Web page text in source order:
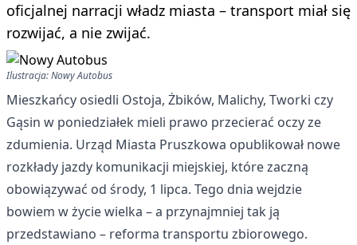
oficjalnej narracji władz miasta – transport miał się
rozwijać, a nie zwijać.
Ilustracja: Nowy Autobus
Mieszkańcy osiedli Ostoja, Żbików, Malichy, Tworki czy
Gąsin w poniedziałek mieli prawo przecierać oczy ze
zdumienia. Urząd Miasta Pruszkowa opublikował nowe
rozkłady jazdy komunikacji miejskiej, które zaczną
obowiązywać od środy, 1 lipca. Tego dnia wejdzie
bowiem w życie wielka – a przynajmniej tak ją
przedstawiano – reforma transportu zbiorowego.